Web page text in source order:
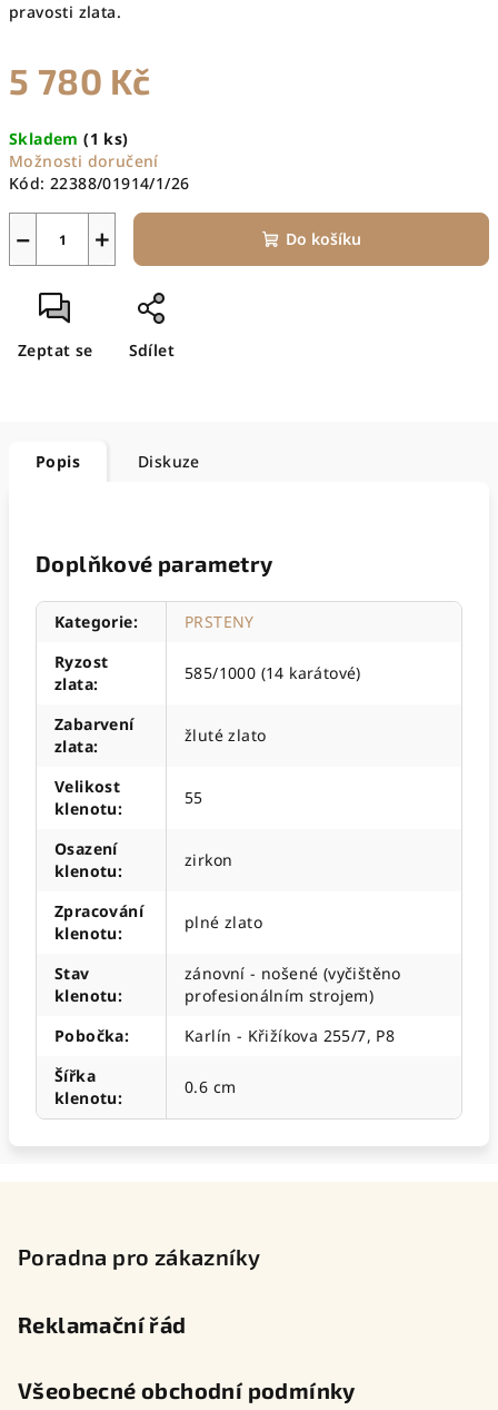
pravosti zlata.
5 780 Kč
cena:
Skladem(1 ks)
Možnosti doručení
Kód: 22388/01914/1/26
+
− Do košíku
Zeptat se Sdílet
Popis Diskuze
Doplňkové parametry
Kategorie:
PRSTENY
Ryzost
zlata:
585/1000 (14 karátové)
Zabarvení
zlata:
žluté zlato
Velikost
klenotu:
55
Osazení
klenotu:
zirkon
Zpracování
klenotu:
plné zlato
Stav
klenotu:
zánovní - nošené (vyčištěno
profesionálním strojem)
Pobočka:
Karlín - Křižíkova 255/7, P8
Šířka
klenotu:
0.6 cm
Poradna pro zákazníky
Reklamační řád
Všeobecné obchodní podmínky